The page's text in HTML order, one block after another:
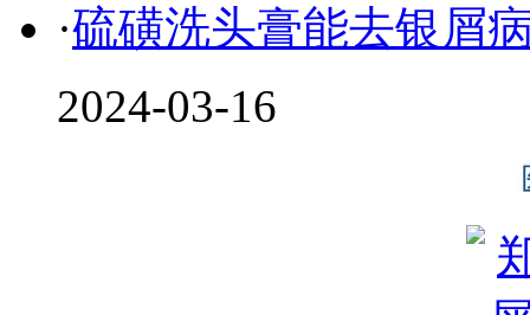
·硫磺洗头膏能去银屑
2024-03-16